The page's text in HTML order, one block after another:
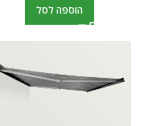
הוספה לסל